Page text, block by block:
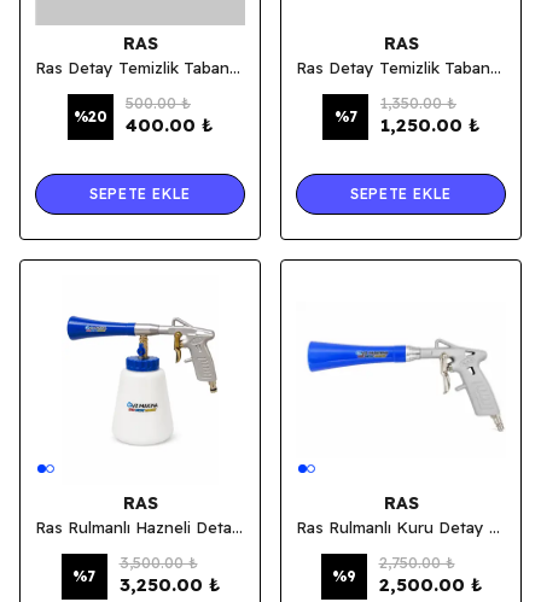
RAS
Ras Detay Temizlik Tabancası Kılcal Hortum
%20
500.00 ₺
400.00 ₺
SEPETE EKLE
RAS
Ras Detay Temizlik Tabancası Mekanizması
%7
1,350.00 ₺
1,250.00 ₺
SEPETE EKLE
RAS
Ras Rulmanlı Hazneli Detay Temizlik Tabancası / Tornador
%7
3,500.00 ₺
3,250.00 ₺
RAS
Ras Rulmanlı Kuru Detay Temizlik Tabancası / Tornador
%9
2,750.00 ₺
2,500.00 ₺